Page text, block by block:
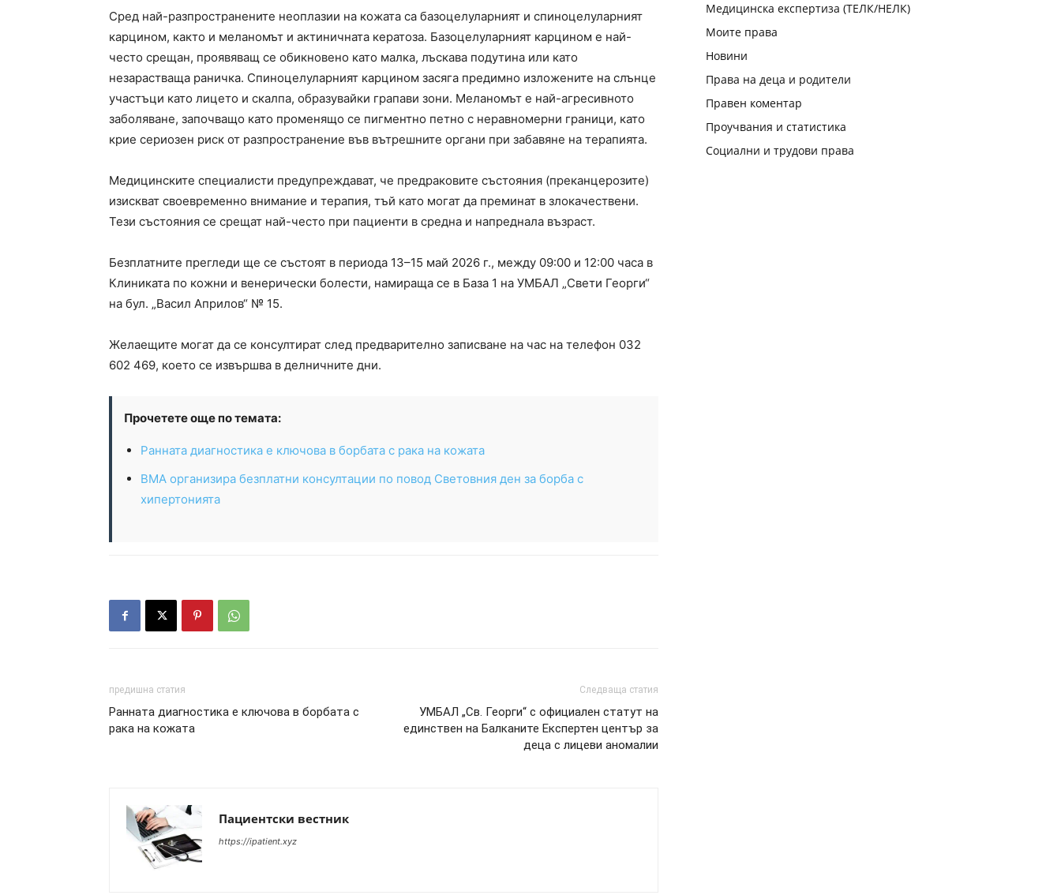
Сред най-разпространените неоплазии на кожата са базоцелуларният и спиноцелуларният
карцином, както и меланомът и актиничната кератоза. Базоцелуларният карцином е най-
често срещан, проявяващ се обикновено като малка, лъскава подутина или като
незарастваща раничка. Спиноцелуларният карцином засяга предимно изложените на слънце
участъци като лицето и скалпа, образувайки грапави зони. Меланомът е най-агресивното
заболяване, започващо като променящо се пигментно петно с неравномерни граници, като
крие сериозен риск от разпространение във вътрешните органи при забавяне на терапията.
Медицинските специалисти предупреждават, че предраковите състояния (преканцерозите)
изискват своевременно внимание и терапия, тъй като могат да преминат в злокачествени.
Тези състояния се срещат най-често при пациенти в средна и напреднала възраст.
Безплатните прегледи ще се състоят в периода 13–15 май 2026 г., между 09:00 и 12:00 часа в
Клиниката по кожни и венерически болести, намираща се в База 1 на УМБАЛ „Свети Георги“
на бул. „Васил Априлов“ № 15.
Желаещите могат да се консултират след предварително записване на час на телефон 032
602 469, което се извършва в делничните дни.
Прочетете още по темата:
Ранната диагностика е ключова в борбата с рака на кожата
ВМА организира безплатни консултации по повод Световния ден за борба с
хипертонията
предишна статия
Ранната диагностика е ключова в борбата с
рака на кожата
Следваща статия
УМБАЛ „Св. Георги“ с официален статут на
единствен на Балканите Експертен център за
деца с лицеви аномалии
Пациентски вестник
https://ipatient.xyz
Медицинска експертиза (ТЕЛК/НЕЛК)
Моите права
Новини
Права на деца и родители
Правен коментар
Проучвания и статистика
Социални и трудови права